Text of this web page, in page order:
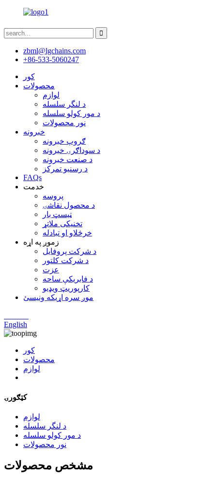
zbml@lgchains.com
+86-533-5060247
کور
محصولات
لوازم
د لنگر سلسله
د مور کولو سلسله
نور محصولات
خبرونه
ګروپ خبرونه
د سوداګرۍ خبرونه
د صنعت خبرونه
د رسنیو تمرکز
FAQs
خدمت
پروسه
د محصول نقاشۍ
ټیسټ بار
تخنیکی ملاتړ
خرڅلاو او تبادله
زموږ په اړه
د شرکت پروفایل
د شرکت کلتور
عزت
د فابریکې ساحه
کارپوریټ ویډیو
موږ سره اړیکه ونیسئ
English
کور
محصولات
لوازم
کټګورۍ
لوازم
د لنگر سلسله
د مور کولو سلسله
نور محصولات
مشخص محصولات